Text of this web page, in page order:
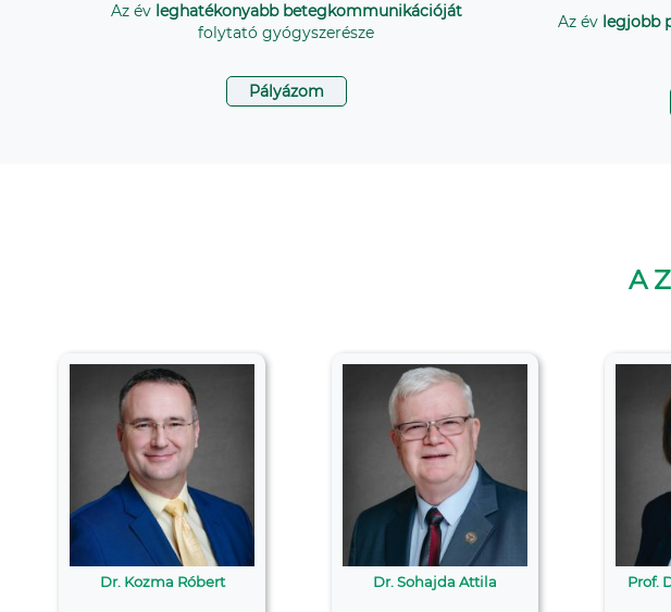
Az év leghatékonyabb betegkommunikációját
folytató gyógyszerésze
Pályázom
Az év legjobb
A
Dr. Kozma Róbert Dr. Sohajda Attila Prof.